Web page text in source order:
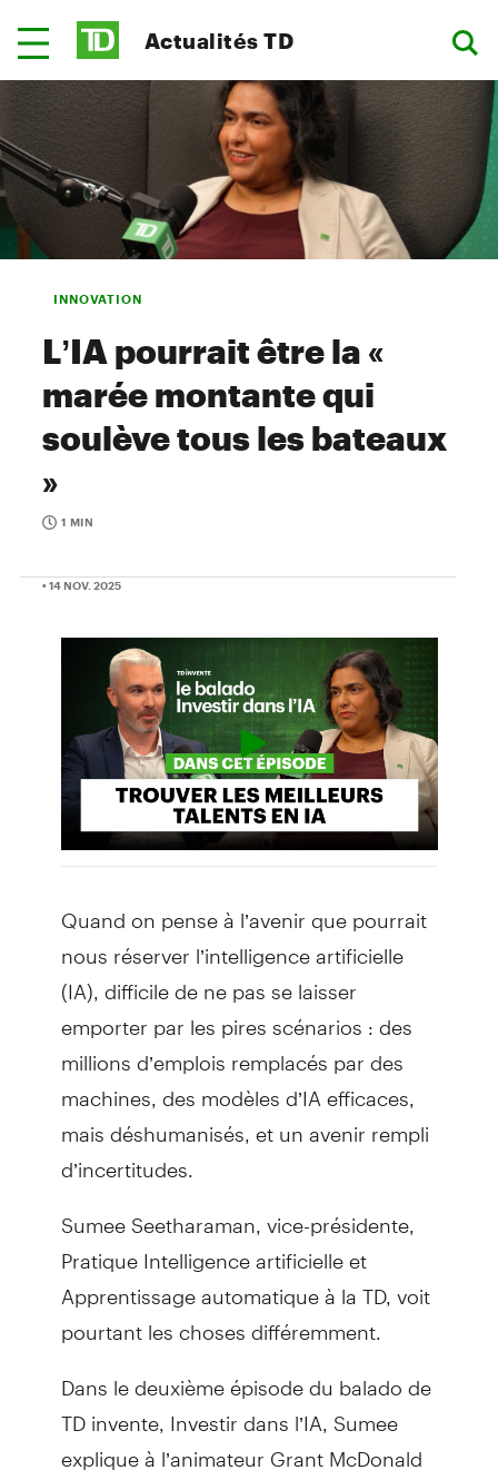
Actualités TD
INNOVATION
L’IA pourrait être la «
marée montante qui
soulève tous les bateaux
»
1 MIN
• 14 NOV. 2025
Quand on pense à l’avenir que pourrait
nous réserver l’intelligence artificielle
(IA), difficile de ne pas se laisser
emporter par les pires scénarios : des
millions d’emplois remplacés par des
machines, des modèles d’IA efficaces,
mais déshumanisés, et un avenir rempli
d’incertitudes.
Sumee Seetharaman, vice-présidente,
Pratique Intelligence artificielle et
Apprentissage automatique à la TD, voit
pourtant les choses différemment.
Dans le deuxième épisode du balado de
TD invente, Investir dans l’IA, Sumee
explique à l’animateur Grant McDonald